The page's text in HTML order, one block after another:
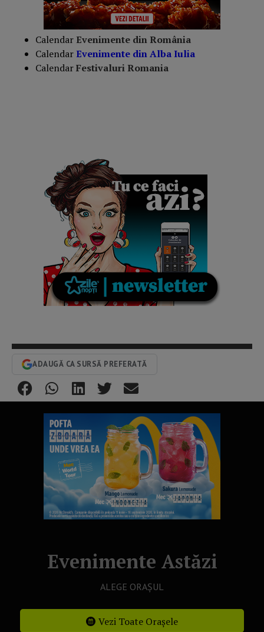
Calendar Evenimente din România
CalendarEvenimente din AlbaIulia
CalendarFestivaluri Romania
ADAUGĂ CA SURSĂ PREFERATĂ
Evenimente Astăzi
ALEGE ORAȘUL
Vezi Toate Orașele